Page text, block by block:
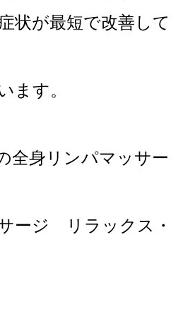
状が最短で改善して
ます。
全身リンパマッサー
ージ リラックス・